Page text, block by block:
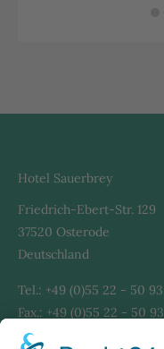
Hotel Sauerbrey
Friedrich-Ebert-Str. 129
37520 Osterode
Deutschland
Tel.: +49 (0)55 22 - 50
Fax.: +49 (0)55 22 - 50